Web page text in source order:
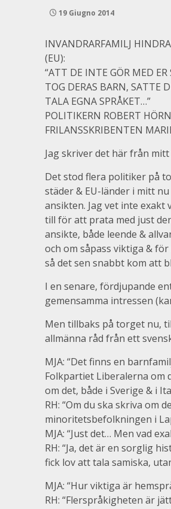
19 Giugno 2014
INVANDRARFAMILJ
(EU):
“ATT DE INTE GÖR MED
TOG DERAS BARN, SATTE
TALA EGNA SPRÅKET…”
POLITIKERN ROBERT
FRILANSSKRIBENTEN
Jag skriver det här från
Det stod flera politiker på
städer & EU-länder i mitt
ansikten. Jag vet inte
till för att prata med just
ansikte, både leende &
och om såpass viktiga &
så det sen snabbt kom att
I en senare, fördjupande
gemensamma intressen
Men tillbaks på torget nu,
allmänna råd från ett
MJA: “Det finns en
Folkpartiet Liberalerna om
om det, både i Sverige & i
RH: “Om du ska skriva om
minoritetsbefolkningen i
MJA: “Just det… Men vad
RH: “Ja, det är en sorglig
fick lov att tala samiska,
MJA: “Hur viktiga är
RH: “Flerspråkigheten är